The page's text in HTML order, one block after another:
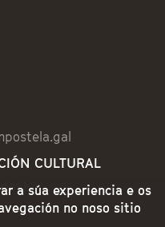
CULTURAL
a súa experiencia e os
no noso sitio